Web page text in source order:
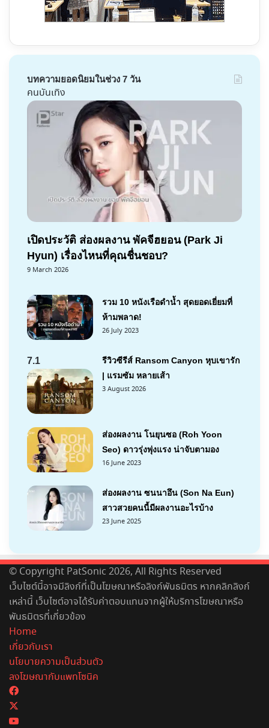
บทความยอดนิยมในช่วง 7 วัน
คนบันเทิง
เปิดประวัติ ส่องผลงาน พัคจีฮยอน (Park Ji
Hyun) เรื่องไหนที่คุณชื่นชอบ?
9 March 2026
รวม 10 หนังเรือดำน้ำ สุดยอดเยี่ยมที่
ห้ามพลาด!
26 July 2023
7.1
รีวิวซีรีส์ Ransom Canyon หุบเขารัก
| แรมซัม หลายเส้า
3 August 2026
ส่องผลงาน โนยุนซอ (Roh Yoon
Seo) ดาวรุ่งพุ่งแรง น่าจับตามอง
16 June 2023
ส่องผลงาน ซนนาอึน (Son Na Eun)
สาวสวยคนนี้มีผลงานอะไรบ้าง
23 June 2025
© Copyright PatSonic 2026, All Rights Reserved
เว็บไซต์นี้อาจมีลิงก์ที่เป็นโฆษณาหรือลิงก์พันธมิตร หากคลิกลิงก์
เหล่านี้ เว็บไซต์อาจได้รับค่าตอบแทนจากผู้ให้บริการโฆษณาหรือ
พันธมิตรที่เกี่ยวข้อง
Home
เกี่ยวกับเรา
นโยบายความเป็นส่วนตัว
ลงโฆษณากับแพทโซนิค